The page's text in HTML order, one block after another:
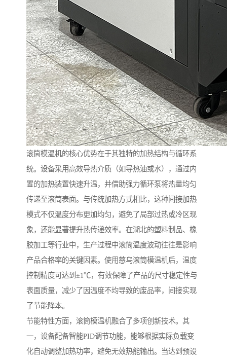
滚筒模温机的核心优势在于其独特的加热结构与循环系
统。设备采用高效导热介质（如导热油或水），通过内
置的加热装置快速升温，并借助强力循环泵将热量均匀
传递至滚筒表面。与传统加热方式相比，这种间接加热
模式不仅温度分布更加均匀，避免了局部过热或冷区现
象，还能显著提升热传递效率。在湖北的塑料制品、橡
胶加工等行业中，生产过程中滚筒温度波动往往是影响
产品合格率的关键因素。使用慈乌滚筒模温机后，温度
控制精度可达到±1℃，有效保障了产品的尺寸稳定性与
表面质量，减少了因温度不均导致的废品率，间接实现
了节能降本。
节能特性方面，滚筒模温机融合了多项创新技术。其
一，设备配备智能PID调节功能，能够根据实际负载变
化自动调整加热功率，避免无效热能输出。当达到预设